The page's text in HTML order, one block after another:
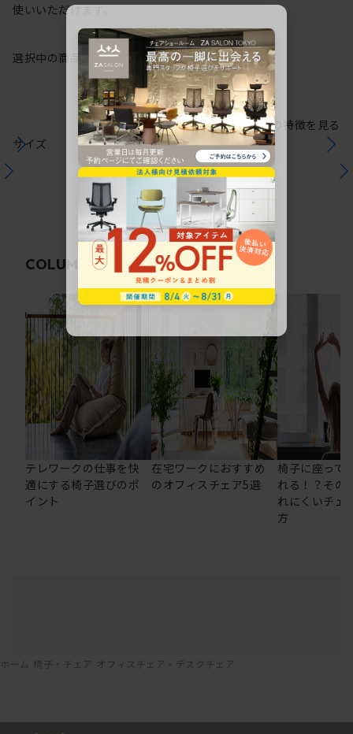
使いいただけます。
選択中の商品情報保証 注意事項
サイズ
シリーズの特徴を見る
COLUMN 関連コラム
テレワークの仕事を快
適にする椅子選びのポ
イント
在宅ワークにおすすめ
のオフィスチェア5選
椅子に座って
れる！？その
れにくいチェ
方
ホーム 椅子・チェア オフィスチェア・デスクチェア